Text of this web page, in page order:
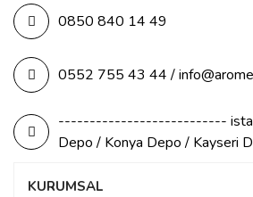
0850 840 14 49
0552 755 43 44 /
---------------------------
Depo / Konya Depo / Kayseri
KURUMSAL